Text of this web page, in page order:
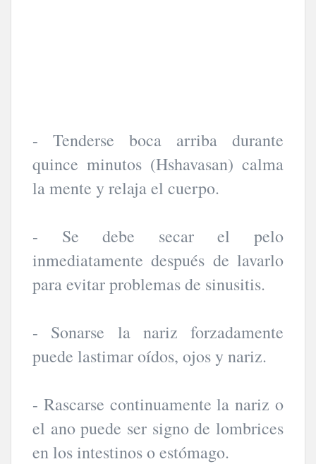
- Tenderse boca arriba durante
quince minutos (Hshavasan) calma
la mente y relaja el cuerpo.
- Se debe secar el pelo
inmediatamente después de lavarlo
para evitar problemas de sinusitis.
- Sonarse la nariz forzadamente
puede lastimar oídos, ojos y nariz.
- Rascarse continuamente la nariz o
el ano puede ser signo de lombrices
en los intestinos o estómago.